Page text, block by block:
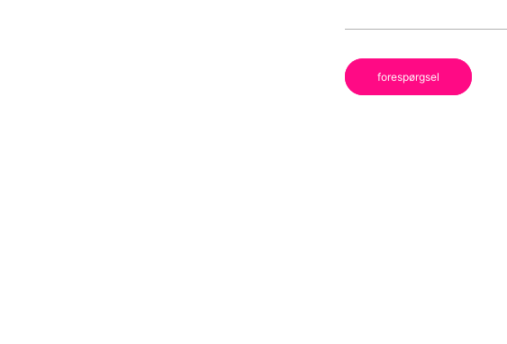
forespørgsel